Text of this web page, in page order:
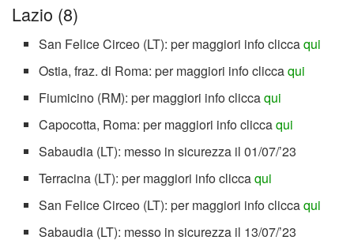
Lazio (8)
San Felice Circeo (LT): per maggiori info cliccaqui
Ostia, fraz. di Roma: per maggiori info cliccaqui
Fiumicino (RM): per maggiori info cliccaqui
Capocotta, Roma: per maggiori info cliccaqui
Sabaudia (LT): messo in sicurezza il 01/07/’23
Terracina (LT): per maggiori info cliccaqui
San Felice Circeo (LT): per maggiori info cliccaqui
Sabaudia (LT): messo in sicurezza il 13/07/’23